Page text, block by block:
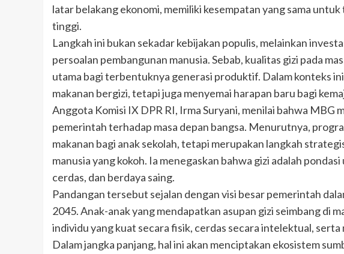
latar belakang ekonomi, memiliki kesempatan yang sama
tinggi.
Langkah ini bukan sekadar kebijakan populis, melainkan
persoalan pembangunan manusia. Sebab, kualitas gizi pada
utama bagi terbentuknya generasi produktif. Dalam konteks
makanan bergizi, tetapi juga menyemai harapan baru bagi
Anggota Komisi IX DPR RI, Irma Suryani, menilai bahwa MBG
pemerintah terhadap masa depan bangsa. Menurutnya,
makanan bagi anak sekolah, tetapi merupakan langkah
manusia yang kokoh. Ia menegaskan bahwa gizi adalah
cerdas, dan berdaya saing.
Pandangan tersebut sejalan dengan visi besar pemerintah
2045. Anak-anak yang mendapatkan asupan gizi seimbang di
individu yang kuat secara fisik, cerdas secara intelektual, serta
Dalam jangka panjang, hal ini akan menciptakan ekosistem